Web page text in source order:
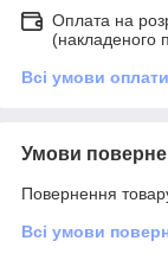
Оплата на
(накладеного
Всі умови оплати
Умови
Повернення
Всі умови